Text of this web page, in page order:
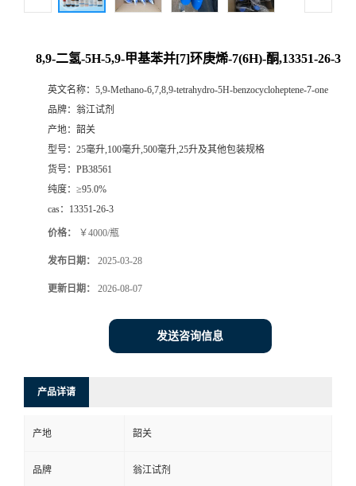
8,9-二氢-5H-5,9-甲基苯并[7]环庚烯-7(6H)-酮,13351-26-3
英文名称： 5,9-Methano-6,7,8,9-tetrahydro-5H-benzocycloheptene-7-one
品牌： 翁江试剂
产地： 韶关
型号： 25毫升,100毫升,500毫升,25升及其他包装规格
货号： PB38561
纯度： ≥95.0%
cas： 13351-26-3
价格： ￥4000/瓶
发布日期： 2025-03-28
更新日期： 2026-08-07
发送咨询信息
产品详请
产地 韶关
品牌 翁江试剂